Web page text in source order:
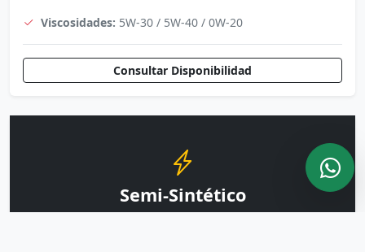
Viscosidades: 5W-30 / 5W-40 / 0W-20
Consultar Disponibilidad
Semi-Sintético